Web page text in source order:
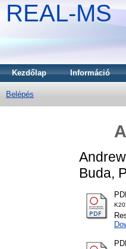
REAL-MS
Kezdőlap Információ
Belépés
Buda,